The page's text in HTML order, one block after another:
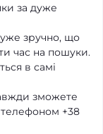
за дуже
зручно, що
час на пошуки.
в самі
зможете
телефоном +38